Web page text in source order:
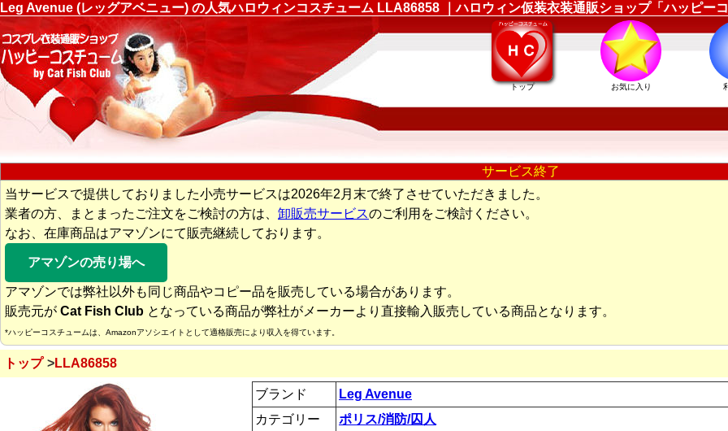
Leg Avenue (レッグアベニュー) の人気ハロウィンコスチューム LLA86858 ｜ハロウィン仮装衣装通販ショップ「ハッピー
トップ お気に入り
サービス終了
当サービスで提供しておりました小売サービスは2026年2月末で終了させていただきました。
業者の方、まとまったご注文をご検討の方は、 卸販売サービスのご利用をご検討ください。
なお、在庫商品はアマゾンにて販売継続しております。
アマゾンの売り場へ
アマゾンでは弊社以外も同じ商品やコピー品を販売している場合があります。
販売元が Cat Fish Club となっている商品が弊社がメーカーより直接輸入販売している商品となります。
*ハッピーコスチュームは、Amazonアソシエイトとして適格販売により収入を得ています。
トップ LLA86858
ブランド
Leg Avenue
カテゴリー
ポリス/消防/囚人